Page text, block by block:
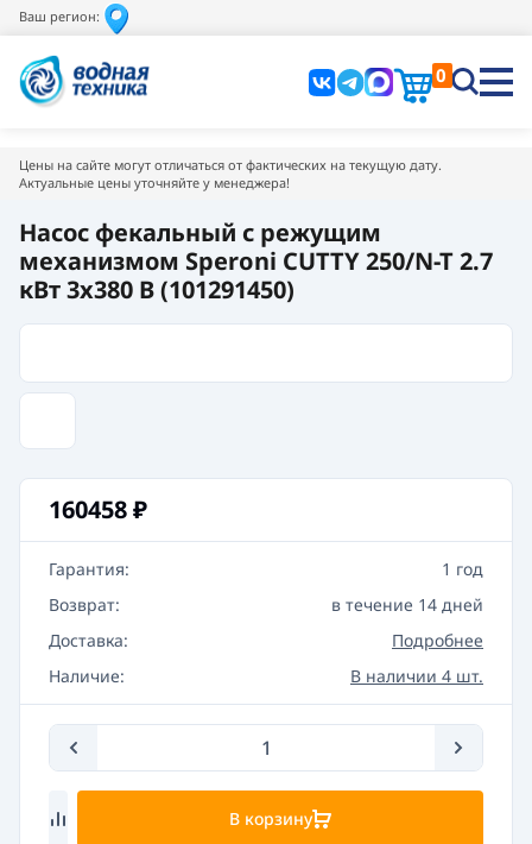
Ваш регион:
0
Цены на сайте могут отличаться от фактических на текущую дату.
Актуальные цены уточняйте у менеджера!
Насос фекальный с режущим
механизмом Speroni CUTTY 250/N-T 2.7
кВт 3x380 В (101291450)
160458₽
Гарантия:
1 год
Возврат:
в течение 14 дней
Доставка:
Подробнее
Наличие:
В наличии 4 шт.
В корзину